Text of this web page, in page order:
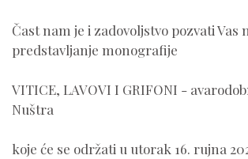
Čast nam je i zadovoljstvo pozvati Vas
predstavljanje monografije
VITICE, LAVOVI I GRIFONI -
Nuštra
koje će se održati u utorak 16. rujna